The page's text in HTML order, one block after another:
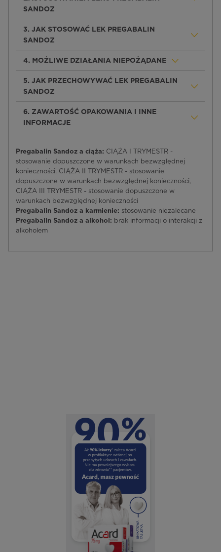
SANDOZ
3. JAK STOSOWAĆ LEK PREGABALIN
SANDOZ
4. MOŻLIWE DZIAŁANIA NIEPOŻĄDANE
5. JAK PRZECHOWYWAĆ LEK PREGABALIN
SANDOZ
6. ZAWARTOŚĆ OPAKOWANIA I INNE
INFORMACJE
Pregabalin Sandoz a ciąża: CIĄŻA I TRYMESTR -
stosowanie dopuszczone w warunkach bezwzględnej
konieczności, CIĄŻA II TRYMESTR - stosowanie
dopuszczone w warunkach bezwzględnej konieczności,
CIĄŻA III TRYMESTR - stosowanie dopuszczone w
warunkach bezwzględnej konieczności
Pregabalin Sandoz a karmienie: stosowanie niezalecane
Pregabalin Sandoz a alkohol: brak informacji o interakcji z
alkoholem